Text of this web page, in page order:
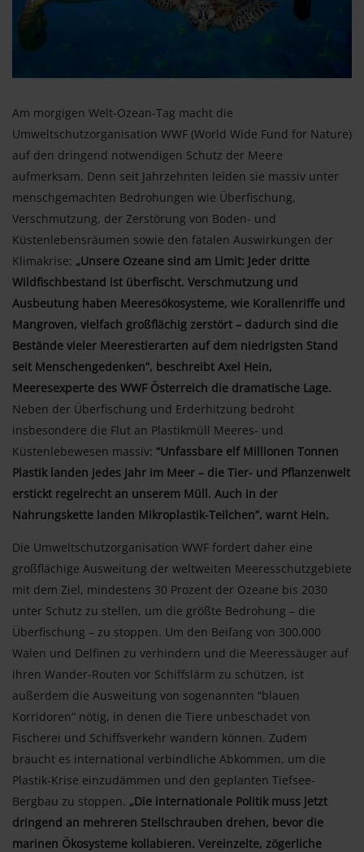
Am morgigen Welt-Ozean-Tag macht die
Umweltschutzorganisation WWF (World Wide Fund for Nature)
auf den dringend notwendigen Schutz der Meere
aufmerksam. Denn seit Jahrzehnten leiden sie massiv unter
menschgemachten Bedrohungen wie Überfischung,
Verschmutzung, der Zerstörung von Boden- und
Küstenlebensräumen sowie den fatalen Auswirkungen der
Klimakrise: „Unsere Ozeane sind am Limit: Jeder dritte
Wildfischbestand ist überfischt. Verschmutzung und
Ausbeutung haben Meeresökosysteme, wie Korallenriffe und
Mangroven, vielfach großflächig zerstört – dadurch sind die
Bestände vieler Meerestierarten auf dem niedrigsten Stand
seit Menschengedenken”, beschreibt Axel Hein,
Meeresexperte des WWF Österreich die dramatische Lage.
Neben der Überfischung und Erderhitzung bedroht
insbesondere die Flut an Plastikmüll Meeres- und
Küstenlebewesen massiv: “Unfassbare elf Millionen Tonnen
Plastik landen jedes Jahr im Meer – die Tier- und Pflanzenwelt
erstickt regelrecht an unserem Müll. Auch in der
Nahrungskette landen Mikroplastik-Teilchen”, warnt Hein.
Die Umweltschutzorganisation WWF fordert daher eine
großflächige Ausweitung der weltweiten Meeresschutzgebiete
mit dem Ziel, mindestens 30 Prozent der Ozeane bis 2030
unter Schutz zu stellen, um die größte Bedrohung – die
Überfischung – zu stoppen. Um den Beifang von 300.000
Walen und Delfinen zu verhindern und die Meeressäuger auf
ihren Wander-Routen vor Schiffslärm zu schützen, ist
außerdem die Ausweitung von sogenannten “blauen
Korridoren” nötig, in denen die Tiere unbeschadet von
Fischerei und Schiffsverkehr wandern können. Zudem
braucht es international verbindliche Abkommen, um die
Plastik-Krise einzudämmen und den geplanten Tiefsee-
Bergbau zu stoppen. „Die internationale Politik muss jetzt
dringend an mehreren Stellschrauben drehen, bevor die
marinen Ökosysteme kollabieren. Vereinzelte, zögerliche